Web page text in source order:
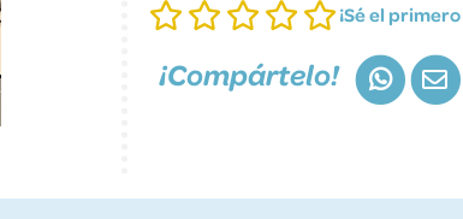
¡Sé el
¡Compártelo!